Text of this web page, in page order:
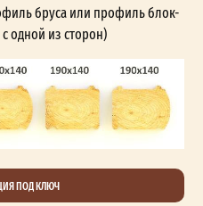
бруса или профиль блок-
одной из сторон)
ПОД КЛЮЧ